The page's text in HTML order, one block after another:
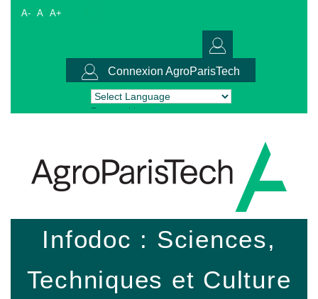
A- A A+
Connexion AgroParisTech
Powered by Translate
Infodoc : Sciences,
Techniques et Culture